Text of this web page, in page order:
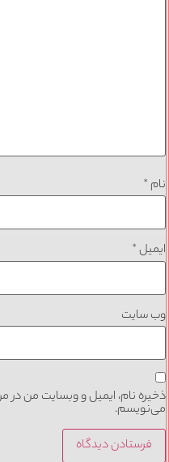
نام *
ایمیل*
وب‌ سایت
ذخیره نام، ایمیل و وبسایت من در
می‌نویسم.